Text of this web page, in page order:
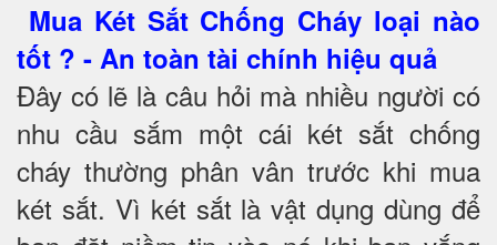
Mua Két Sắt Chống Cháy loại nào
tốt ? - An toàn tài chính hiệu quả
Đây có lẽ là câu hỏi mà nhiều người có
nhu cầu sắm một cái két sắt chống
cháy thường phân vân trước khi mua
két sắt. Vì két sắt là vật dụng dùng để